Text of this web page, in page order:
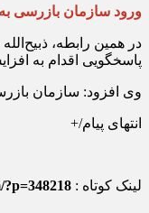
ورود سازمان بازرسی
در همین رابطه،
پاسخگویی اقدام به
وی افزود: سازمان
انتهای پیام/+
لینک کوتاه :